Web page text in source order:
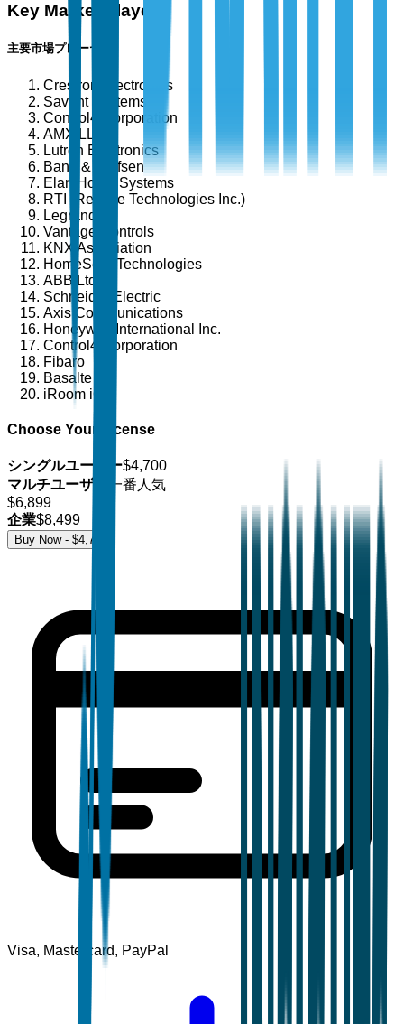
Key Market Players
主要市場プレーヤー
Crestron Electronics
Savant Systems
Control4 Corporation
AMX LLC
Lutron Electronics
Bang & Olufsen
Elan Home Systems
RTI (Remote Technologies Inc.)
Legrand
Vantage Controls
KNX Association
HomeSeer Technologies
ABB Ltd
Schneider Electric
Axis Communications
Honeywell International Inc.
Control4 Corporation
Fibaro
Basalte
iRoom iO
Choose Your License
シングルユーザー$4,700
マルチユーザー
一番人気
$6,899
企業$8,499
Buy Now - $4,700
Visa, Mastercard, PayPal